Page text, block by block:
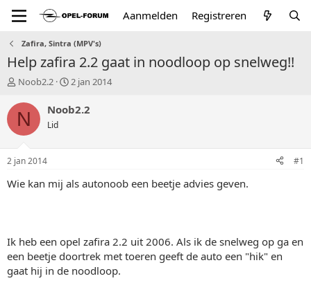
Aanmelden Registreren
Zafira, Sintra (MPV's)
Help zafira 2.2 gaat in noodloop op snelweg!!
T
p
a
r
Noob2.2
S
a
u
2 jan 2014
N Noob2.2
Lid
2 jan 2014 #1
Wie kan mij als autonoob een beetje advies geven.
Ik heb een opel zafira 2.2 uit 2006. Als ik de snelweg op ga en
een beetje doortrek met toeren geeft de auto een "hik" en
gaat hij in de noodloop.